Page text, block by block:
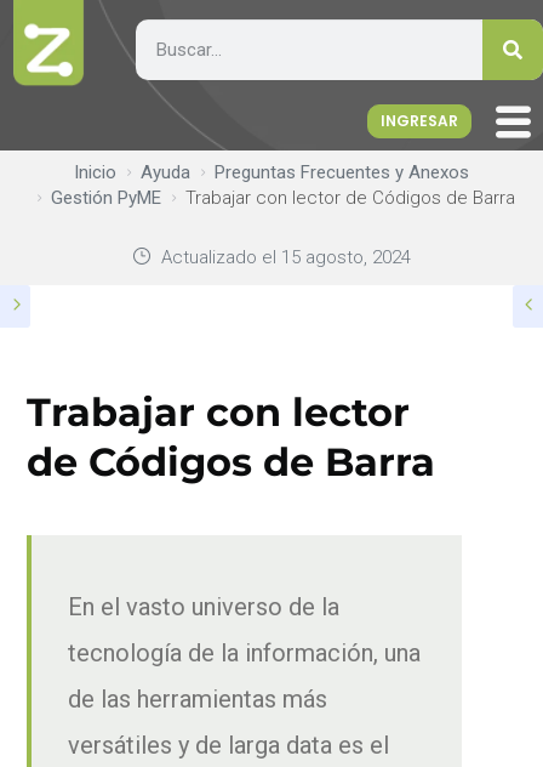
INGRESAR
Inicio Ayuda
Preguntas Frecuentes y Anexos
Gestión PyME
Trabajar con lector de Códigos de Barra
Actualizado el 15 agosto, 2024
Trabajar con lector
de Códigos de Barra
En el vasto universo de la
tecnología de la información, una
de las herramientas más
versátiles y de larga data es el